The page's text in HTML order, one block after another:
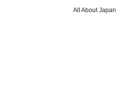
All About Japan